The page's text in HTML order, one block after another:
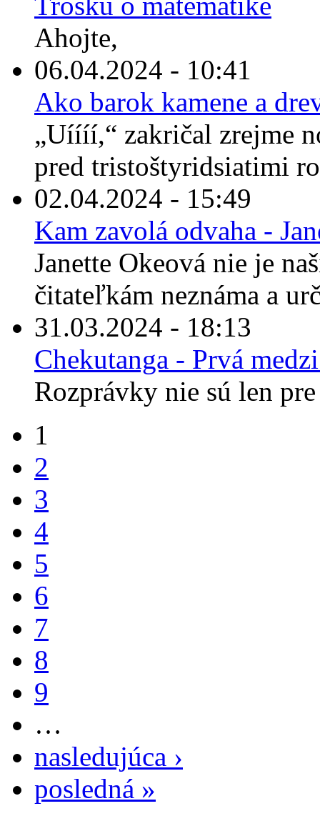
Ahojte,
06.04.2024 - 10:41
Ako barok kamene a
„Uíííí,“ zakričal zrejme
pred tristoštyridsiatimi
02.04.2024 - 15:49
Kam zavolá odvaha -
Janette Okeová nie je
čitateľkám neznáma a
31.03.2024 - 18:13
Chekutanga - Prvá
Rozprávky nie sú len
1
2
3
4
5
6
7
8
9
…
nasledujúca ›
posledná »